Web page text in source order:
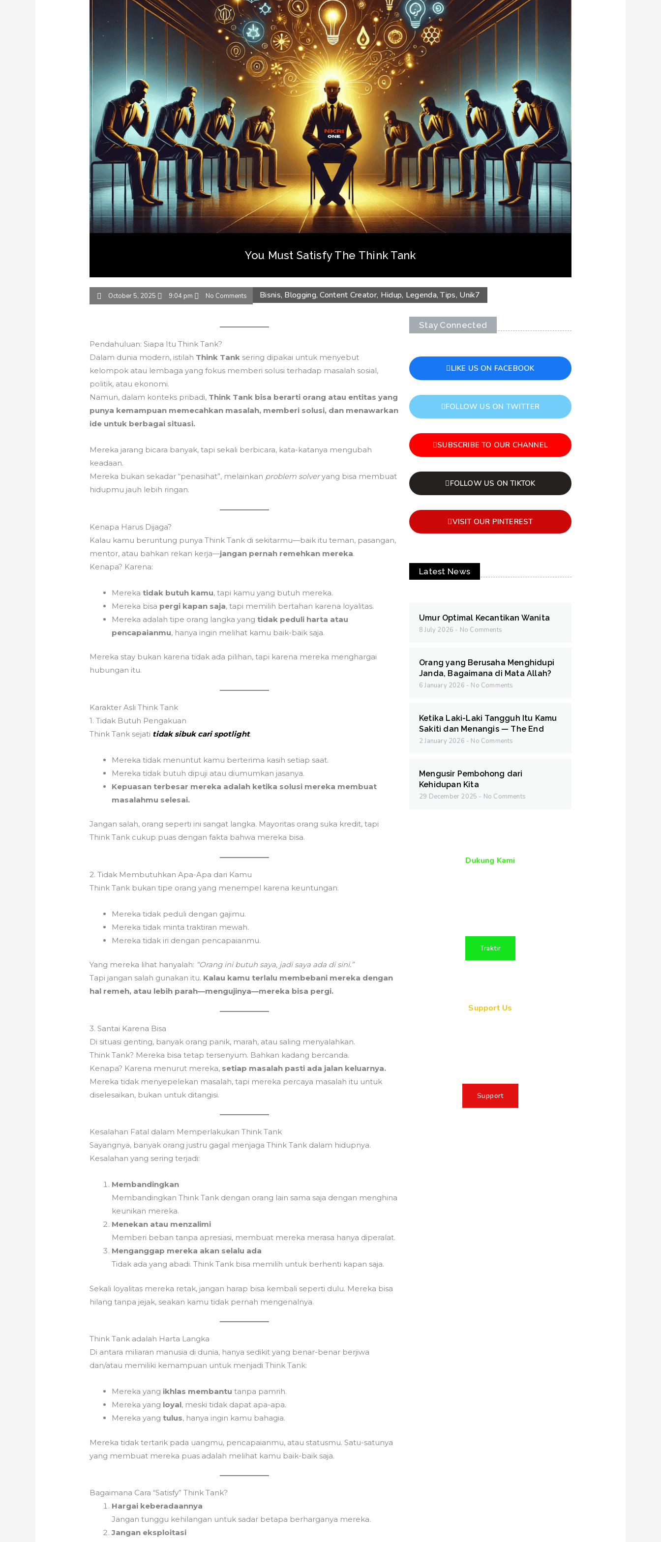
You Must Satisfy The Think Tank
October 5, 2025 9:04 pm No Comments Bisnis, Blogging,Content Creator, Hidup, Legenda,Tips, Unik7
Pendahuluan: Siapa Itu Think Tank?
Dalam dunia modern, istilah Think Tank sering dipakai untuk menyebut
kelompok atau lembaga yang fokus memberi solusi terhadap masalah sosial,
politik, atau ekonomi.
Namun, dalam konteks pribadi, Think Tank bisa berarti orang atau entitas yang
punya kemampuan memecahkan masalah, memberi solusi, dan menawarkan
ide untuk berbagai situasi.
Mereka jarang bicara banyak, tapi sekali berbicara, kata-katanya mengubah
keadaan.
Mereka bukan sekadar “penasihat”, melainkan problem solveryang bisa membuat
hidupmu jauh lebih ringan.
Kenapa Harus Dijaga?
Kalau kamu beruntung punya Think Tank di sekitarmu—baik itu teman, pasangan,
mentor, atau bahkan rekan kerja—jangan pernah remehkan mereka.
Kenapa? Karena:
Merekatidak butuh kamu, tapi kamu yang butuh mereka.
Mereka bisa pergi kapan saja, tapi memilih bertahan karena loyalitas.
Mereka adalah tipe orang langka yangtidak peduli harta atau
pencapaianmu, hanya ingin melihat kamu baik-baik saja.
Mereka stay bukan karena tidak ada pilihan, tapi karena mereka menghargai
hubungan itu.
Karakter Asli Think Tank
1. Tidak Butuh Pengakuan
Think Tank sejati tidak sibuk cari spotlight.
Mereka tidak menuntut kamu berterima kasih setiap saat.
Mereka tidak butuh dipuji atau diumumkan jasanya.
Kepuasan terbesar mereka adalah ketika solusi mereka membuat
masalahmu selesai.
Jangan salah, orang seperti ini sangat langka. Mayoritas orang suka kredit, tapi
Think Tank cukup puas dengan fakta bahwa mereka bisa.
2. Tidak Membutuhkan Apa-Apa dari Kamu
Think Tank bukan tipe orang yang menempel karena keuntungan.
Mereka tidak peduli dengan gajimu.
Mereka tidak minta traktiran mewah.
Mereka tidak iri dengan pencapaianmu.
Yang mereka lihat hanyalah: “Orang ini butuh saya, jadi saya ada di sini.”
Tapi jangan salah gunakan itu. Kalau kamu terlalu membebani mereka dengan
hal remeh, atau lebih parah—mengujinya—mereka bisa pergi.
3. Santai Karena Bisa
Di situasi genting, banyak orang panik, marah, atau saling menyalahkan.
Think Tank? Mereka bisa tetap tersenyum. Bahkan kadang bercanda.
Kenapa? Karena menurut mereka, setiap masalah pasti ada jalan keluarnya.
Mereka tidak menyepelekan masalah, tapi mereka percaya masalah itu untuk
diselesaikan, bukan untuk ditangisi.
Kesalahan Fatal dalam Memperlakukan Think Tank
Sayangnya, banyak orang justru gagal menjaga Think Tank dalam hidupnya.
Kesalahan yang sering terjadi:
Membandingkan
Membandingkan Think Tank dengan orang lain sama saja dengan menghina
keunikan mereka.
Menekan atau menzalimi
Memberi beban tanpa apresiasi, membuat mereka merasa hanya diperalat.
Menganggap mereka akan selalu ada
Tidak ada yang abadi. Think Tank bisa memilih untuk berhenti kapan saja.
Sekali loyalitas mereka retak, jangan harap bisa kembali seperti dulu. Mereka bisa
hilang tanpa jejak, seakan kamu tidak pernah mengenalnya.
Think Tank adalah Harta Langka
Di antara miliaran manusia di dunia, hanya sedikit yang benar-benar berjiwa
dan/atau memiliki kemampuan untuk menjadi Think Tank:
Mereka yang ikhlas membantu tanpa pamrih.
Mereka yang loyal, meski tidak dapat apa-apa.
Mereka yangtulus, hanya ingin kamu bahagia.
Mereka tidak tertarik pada uangmu, pencapaianmu, atau statusmu. Satu-satunya
yang membuat mereka puas adalah melihat kamu baik-baik saja.
Bagaimana Cara “Satisfy” Think Tank?
Hargai keberadaannya
Jangan tunggu kehilangan untuk sadar betapa berharganya mereka.
Jangan eksploitasi
Stay Connected
LIKE US ON FACEBOOK
FOLLOW US ON TWITTER
SUBSCRIBE TO OUR CHANNEL
FOLLOW US ON TIKTOK
VISIT OUR PINTEREST
Latest News
Umur Optimal Kecantikan Wanita
8 July 2026 No Comments
Orang yang Berusaha Menghidupi
Janda, Bagaimana di Mata Allah?
6 January 2026 No Comments
Ketika Laki-Laki Tangguh Itu Kamu
Sakiti dan Menangis — The End
2 January 2026 No Comments
Mengusir Pembohong dari
Kehidupan Kita
29 December 2025 No Comments
Dukung Kami
Traktir
Support Us
Support